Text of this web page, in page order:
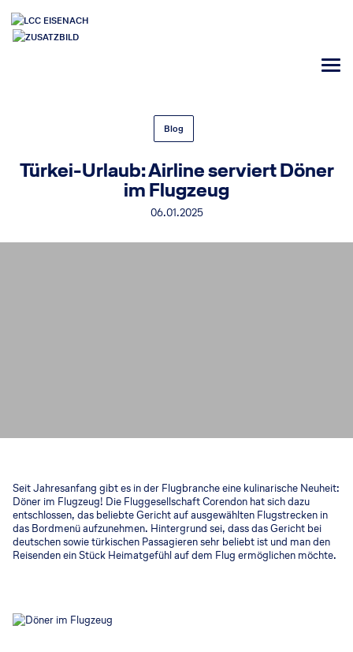
Blog
Türkei-Urlaub: Airline serviert Döner
im Flugzeug
06.01.2025
Seit Jahresanfang gibt es in der Flugbranche eine kulinarische Neuheit:
Döner im Flugzeug! Die Fluggesellschaft Corendon hat sich dazu
entschlossen, das beliebte Gericht auf ausgewählten Flugstrecken in
das Bordmenü aufzunehmen. Hintergrund sei, dass das Gericht bei
deutschen sowie türkischen Passagieren sehr beliebt ist und man den
Reisenden ein Stück Heimatgefühl auf dem Flug ermöglichen möchte.